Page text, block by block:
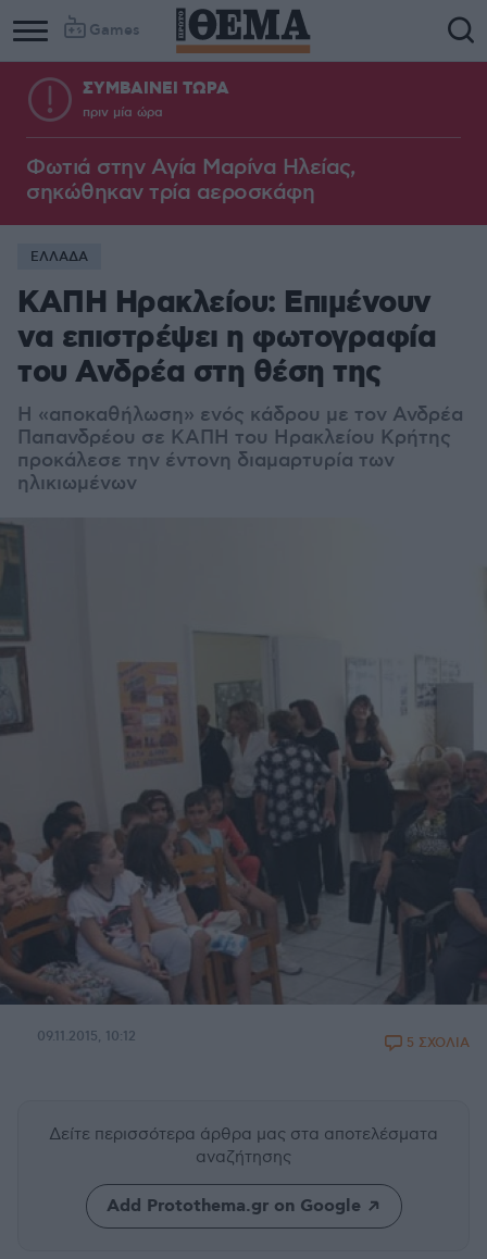
Games
ΣΥΜΒΑΙΝΕΙ ΤΩΡΑ
πριν μία ώρα
Φωτιά στην Aγία Μαρίνα Ηλείας,
σηκώθηκαν τρία αεροσκάφη
ΕΛΛΑΔΑ
ΚΑΠΗ Ηρακλείου: Επιμένουν
να επιστρέψει η φωτογραφία
του Ανδρέα στη θέση της
Η «αποκαθήλωση» ενός κάδρου με τον Ανδρέα
Παπανδρέου σε ΚΑΠΗ του Ηρακλείου Κρήτης
προκάλεσε την έντονη διαμαρτυρία των
ηλικιωμένων
09.11.2015, 10:12 5 ΣΧΟΛΙΑ
Δείτε περισσότερα άρθρα μας στα αποτελέσματα
αναζήτησης
Add Protothema.gr on Google